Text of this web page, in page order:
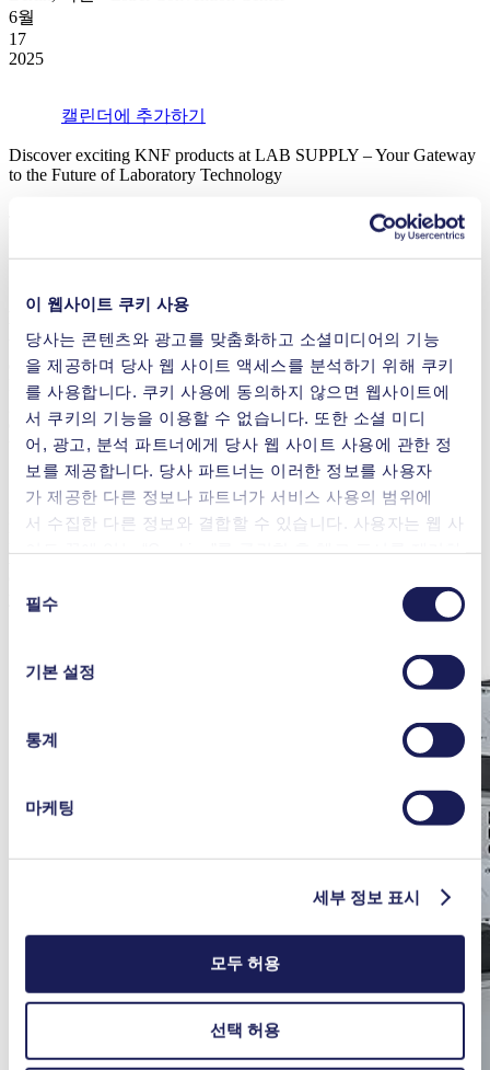
이 웹사이트 쿠키 사용
당사는 콘텐츠와 광고를 맞춤화하고 소셜미디어의 기능
을 제공하며 당사 웹 사이트 액세스를 분석하기 위해 쿠키
를 사용합니다. 쿠키 사용에 동의하지 않으면 웹사이트에
서 쿠키의 기능을 이용할 수 없습니다. 또한 소셜 미디
어, 광고, 분석 파트너에게 당사 웹 사이트 사용에 관한 정
보를 제공합니다. 당사 파트너는 이러한 정보를 사용자
가 제공한 다른 정보나 파트너가 서비스 사용의 범위에
서 수집한 다른 정보와 결합할 수 있습니다. 사용자는 웹 사
사용 중인 쿠키와 그 목적, 법적 토대, 저장 기간 등에 관
개인정보 취급 방침]을 참조하십
필수
기본 설정
통계
마케팅
세부 정보 표시
모두 허용
선택 허용
6월
17
2025
캘린더에 추가하기
Discover exciting KNF products at LAB SUPPLY – Your Gateway
to the Future of Laboratory Technology
and be part of the
Are you eager to explore the latest advancements in laboratory
booth at LAB SUPPLY for comprehensive insights into cutting-
edge equipment. As a specialist in laboratory pumps and systems,
KNF offers solutions for the safe and efficient transfer of liquids,
gases, and vacuum. Whether for rotary evaporation, filtration, or
dosing – our products impress with state-of-the-art diaphragm pump
technology for demanding laboratory applications.
LAB SUPPLY is the regional trade fair for Analytical Instruments,
Admission and participation in all expert presentations are
your individual needs!